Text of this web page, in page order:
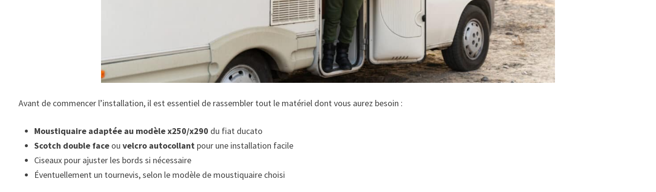
Avant de commencer l’installation, il est essentiel de rassembler tout le matériel dont vous aurez besoin :
Moustiquaire adaptée au modèle x250/x290 du fiat ducato
Scotch double face ouvelcro autocollant pour une installation facile
Ciseaux pour ajuster les bords si nécessaire
Éventuellement un tournevis, selon le modèle de moustiquaire choisi